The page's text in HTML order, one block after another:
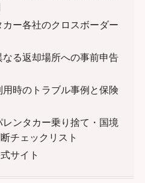
カー各社のクロスボーダー
なる返却場所への事前申告
用時のトラブル事例と保険
レンタカー乗り捨て・国境
チェックリスト
サイト